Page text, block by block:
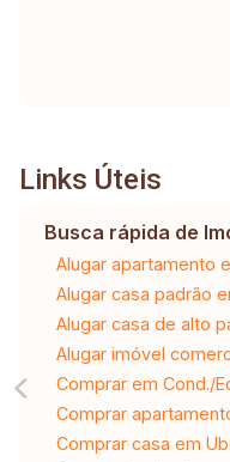
Links Úteis
Busca rápida de
Alugar apartamento
Alugar casa padrão
Alugar casa de alto
Alugar imóvel
Comprar em Cond./
Comprar
Comprar casa em